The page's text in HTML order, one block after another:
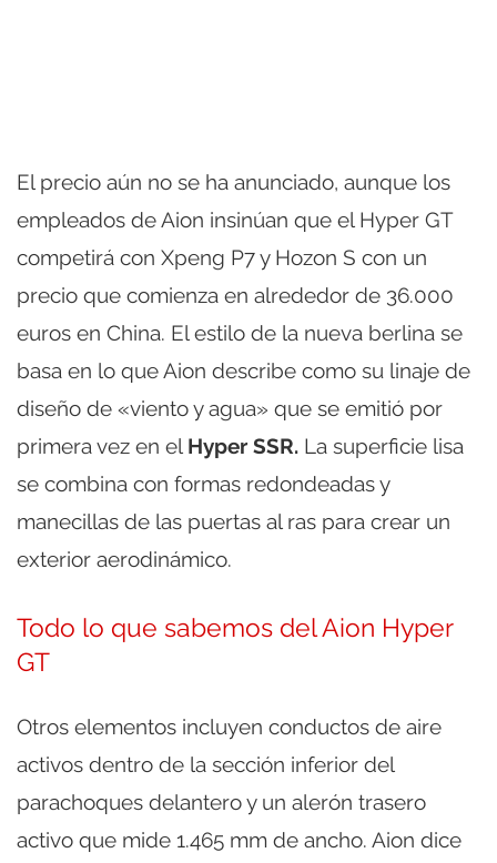
El precio aún no se ha anunciado, aunque los
empleados de Aion insinúan que el Hyper GT
competirá con Xpeng P7 y Hozon S con un
precio que comienza en alrededor de 36.000
euros en China. El estilo de la nueva berlina se
basa en lo que Aion describe como su linaje de
diseño de «viento y agua» que se emitió por
primera vez en el Hyper SSR. La superficie lisa
se combina con formas redondeadas y
manecillas de las puertas al ras para crear un
exterior aerodinámico.
Todo lo que sabemos del Aion Hyper
GT
Otros elementos incluyen conductos de aire
activos dentro de la sección inferior del
parachoques delantero y un alerón trasero
activo que mide 1.465 mm de ancho. Aion dice